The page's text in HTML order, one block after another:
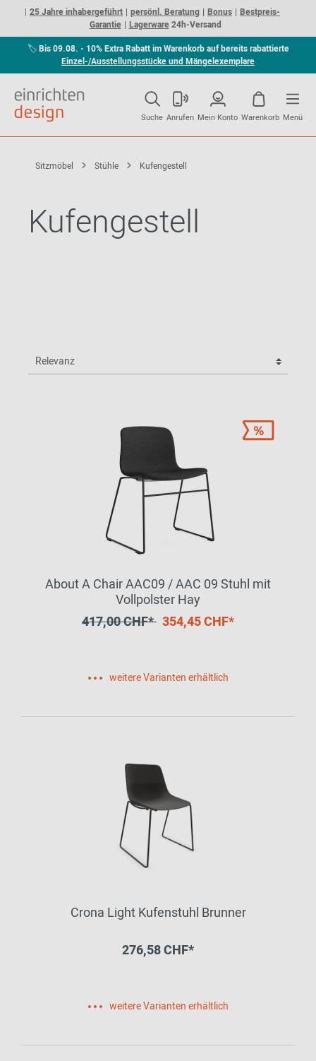
25 Jahre inhabergeführt persönl. Beratung Bonus
Bestpreis-
Garantie
Lagerware24h-Versand
🏷Bis 09.08. - 10% Extra Rabatt im Warenkorb auf bereits rabattierte
Einzel-/Ausstellungsstücke und Mängelexemplare
Suche Anrufen Mein Konto Warenkorb Menü
Sitzmöbel Stühle Kufengestell
Kufengestell
About A Chair AAC09 / AAC 09 Stuhl mit
Vollpolster Hay
417,00 CHF* 354,45 CHF*
weitere Varianten erhältlich
Crona Light Kufenstuhl Brunner
276,58 CHF*
weitere Varianten erhältlich